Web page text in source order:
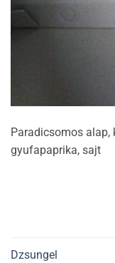
Paradicsomos alap,
gyufapaprika, sajt
Dzsungel